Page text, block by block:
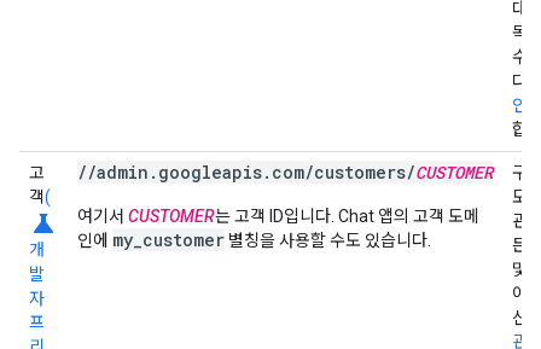
대
독
수
다.
인
합
고
객(
science
개
발
자
프
//admin.googleapis.com/customers/CUSTOMER
여기서 CUSTOMER는 고객 ID입니다. Chat 앱의 고객 도메
인에 my_customer 별칭을 사용할 수도 있습니다.
구
도
관
든
및
이
신
관